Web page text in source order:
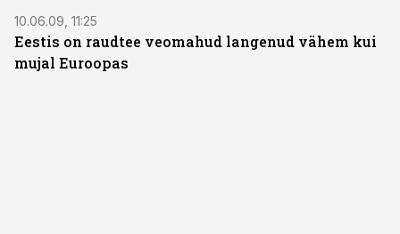
10.06.09, 11:25
Eestis on raudtee veomahud langenud vähem kui
mujal Euroopas